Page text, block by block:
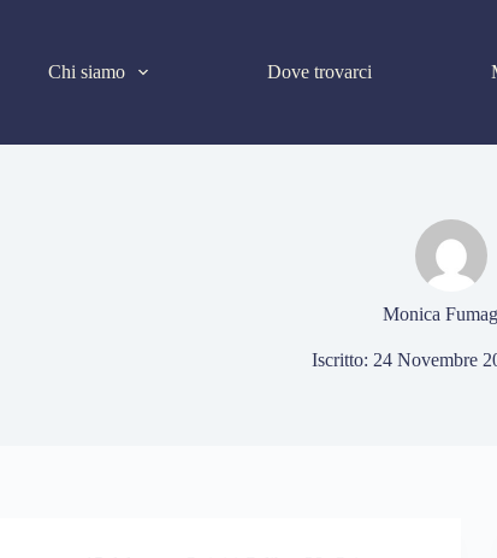
Chi siamo
Dove trovarci
Monica
Iscritto: 24 Novembre